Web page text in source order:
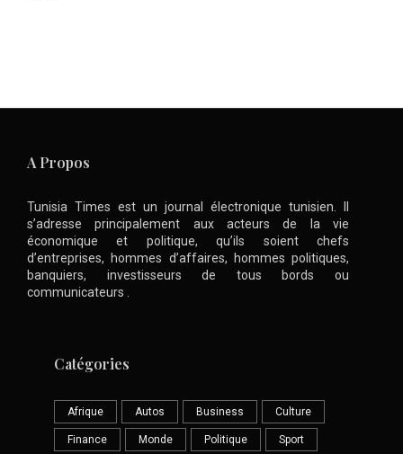
A Propos
Tunisia Times est un journal électronique tunisien. Il
s’adresse principalement aux acteurs de la vie
économique et politique, qu’ils soient chefs
d’entreprises, hommes d’affaires, hommes politiques,
banquiers, investisseurs de tous bords ou
communicateurs .
Catégories
Afrique Autos Business Culture
Finance Monde Politique Sport